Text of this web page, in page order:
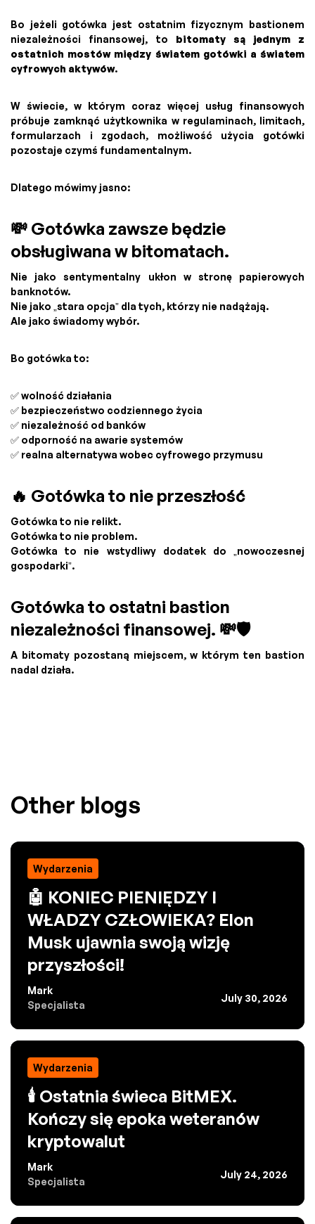
Bo jeżeli gotówka jest ostatnim fizycznym bastionem
niezależności finansowej, to bitomaty są jednym z
ostatnich mostów między światem gotówki a światem
cyfrowych aktywów.
W świecie, w którym coraz więcej usług finansowych
próbuje zamknąć użytkownika w regulaminach, limitach,
formularzach i zgodach, możliwość użycia gotówki
pozostaje czymś fundamentalnym.
Dlatego mówimy jasno:
💸 Gotówka zawsze będzie
obsługiwana w bitomatach.
Nie jako sentymentalny ukłon w stronę papierowych
banknotów.
Nie jako „stara opcja” dla tych, którzy nie nadążają.
Ale jako świadomy wybór.
Bo gotówka to:
✅ wolność działania
✅ bezpieczeństwo codziennego życia
✅ niezależność od banków
✅ odporność na awarie systemów
✅ realna alternatywa wobec cyfrowego przymusu
🔥 Gotówka to nie przeszłość
Gotówka to nie relikt.
Gotówka to nie problem.
Gotówka to nie wstydliwy dodatek do „nowoczesnej
gospodarki”.
Gotówka to ostatni bastion
niezależności finansowej. 💸🛡️
A bitomaty pozostaną miejscem, w którym ten bastion
nadal działa.
Other blogs
Wydarzenia
🤖 KONIEC PIENIĘDZY I
WŁADZY CZŁOWIEKA? Elon
Musk ujawnia swoją wizję
przyszłości!
Mark
Specjalista
July 30, 2026
Wydarzenia
🕯️ Ostatnia świeca BitMEX.
Kończy się epoka weteranów
kryptowalut
Mark
Specjalista
July 24, 2026